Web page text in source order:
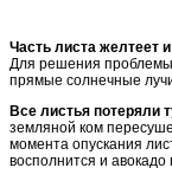
Часть листа желтеет
Для решения
прямые солнечные
Все листья потеряли
земляной ком
момента опускания
восполнится и